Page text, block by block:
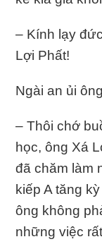
– Kính lạy
Lợi Phất!
Ngài an ủi
– Thôi chớ
học, ông Xá
đã chăm làm
kiếp A tăng
ông không
những việc